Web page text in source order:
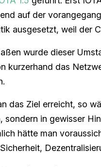
auf der
ausgesetzt, weil der
wurde dieser
kurzerhand das
das Ziel erreicht, so
sondern in gewisser
hätte man